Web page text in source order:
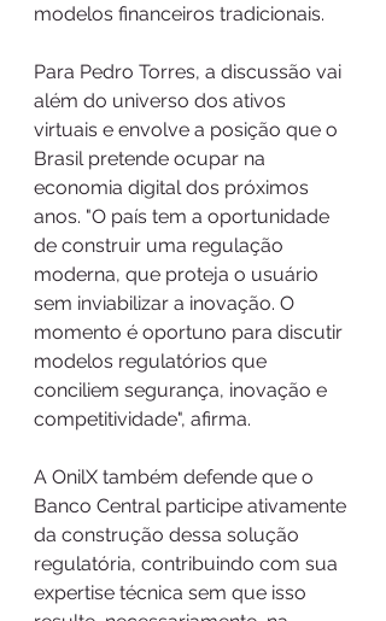
modelos financeiros tradicionais.
Para Pedro Torres, a discussão vai
além do universo dos ativos
virtuais e envolve a posição que o
Brasil pretende ocupar na
economia digital dos próximos
anos. "O país tem a oportunidade
de construir uma regulação
moderna, que proteja o usuário
sem inviabilizar a inovação. O
momento é oportuno para discutir
modelos regulatórios que
conciliem segurança, inovação e
competitividade", afirma.
A OnilX também defende que o
Banco Central participe ativamente
da construção dessa solução
regulatória, contribuindo com sua
expertise técnica sem que isso